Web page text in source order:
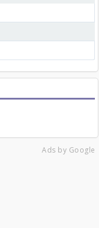
Ads by Google